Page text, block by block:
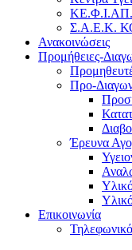
ΚΕ.Φ.Ι.ΑΠ.
Σ.Α.Ε.Κ.
Ανακοινώσεις
Προμήθειες-
Προ-
Έρευνα
Επικοινωνία